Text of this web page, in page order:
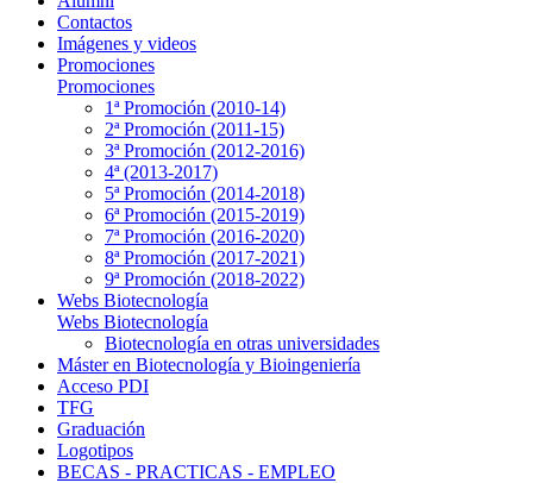
Contactos
Imágenes y videos
Promociones
Promociones
1ª Promoción (2010-14)
2ª Promoción (2011-15)
3ª Promoción (2012-2016)
4ª (2013-2017)
5ª Promoción (2014-2018)
6ª Promoción (2015-2019)
7ª Promoción (2016-2020)
8ª Promoción (2017-2021)
9ª Promoción (2018-2022)
Webs Biotecnología
Webs Biotecnología
Biotecnología en otras universidades
Máster en Biotecnología y Bioingeniería
Acceso PDI
TFG
Graduación
Logotipos
BECAS - PRACTICAS - EMPLEO